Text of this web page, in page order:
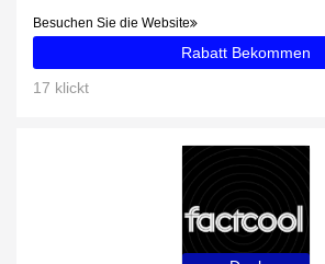
Besuchen Sie die Website
Rabatt Bekommen
17 klickt